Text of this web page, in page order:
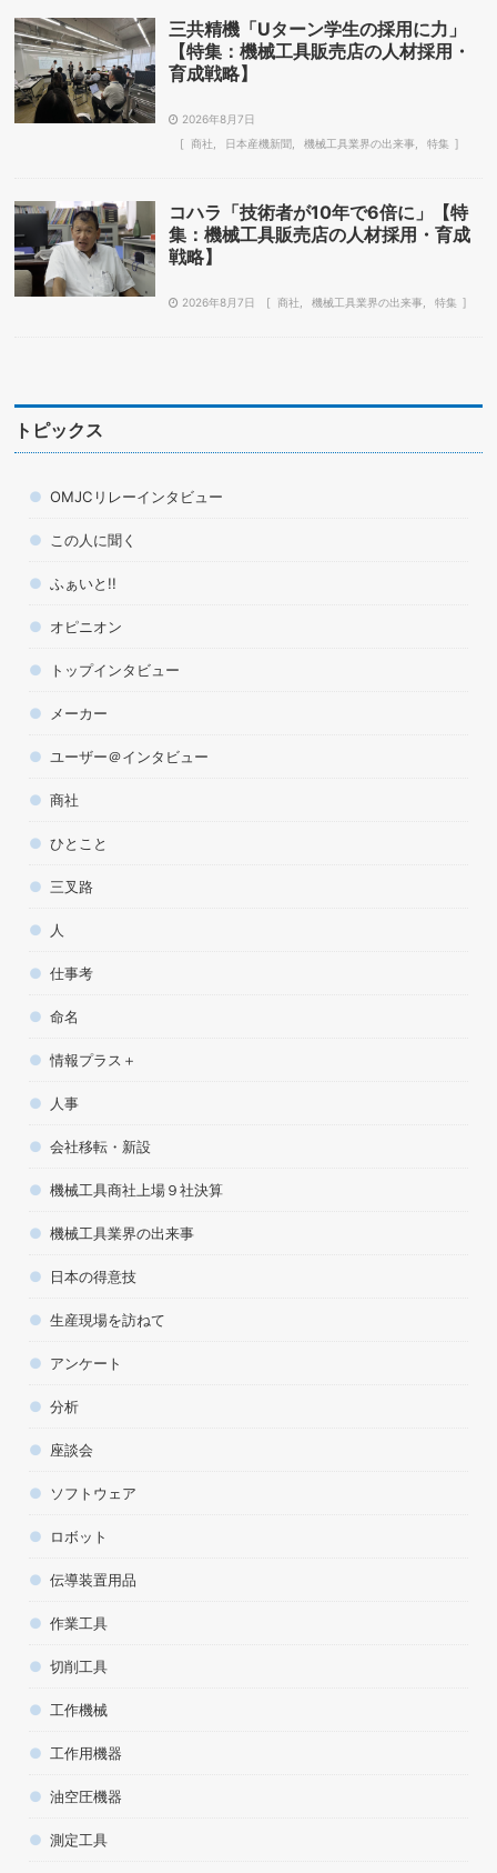
三共精機「Uターン学生の採用に力」
【特集：機械工具販売店の人材採用・
育成戦略】
2026年8月7日
商社
日本産機新聞 機械工具業界の出来事 特集
コハラ「技術者が10年で6倍に」【特
集：機械工具販売店の人材採用・育成
戦略】
2026年8月7日 商社 機械工具業界の出来事 特集
トピックス
OMJCリレーインタビュー
この人に聞く
ふぁいと!!
オピニオン
トップインタビュー
メーカー
ユーザー＠インタビュー
商社
ひとこと
三叉路
人
仕事考
命名
情報プラス＋
人事
会社移転・新設
機械工具商社上場９社決算
機械工具業界の出来事
日本の得意技
生産現場を訪ねて
アンケート
分析
座談会
ソフトウェア
ロボット
伝導装置用品
作業工具
切削工具
工作機械
工作用機器
油空圧機器
測定工具